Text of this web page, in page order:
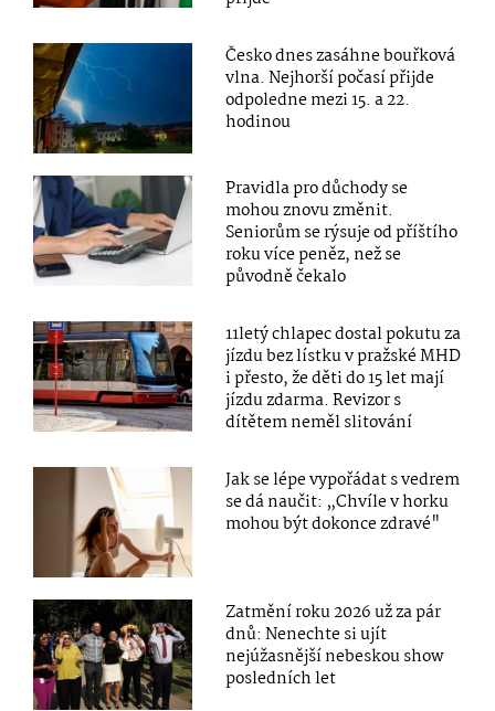
Česko dnes zasáhne bouřková
vlna. Nejhorší počasí přijde
odpoledne mezi 15. a 22.
hodinou
Pravidla pro důchody se
mohou znovu změnit.
Seniorům se rýsuje od příštího
roku více peněz, než se
původně čekalo
11letý chlapec dostal pokutu za
jízdu bez lístku v pražské MHD
i přesto, že děti do 15 let mají
jízdu zdarma. Revizor s
dítětem neměl slitování
Jak se lépe vypořádat s vedrem
se dá naučit: „Chvíle v horku
mohou být dokonce zdravé"
Zatmění roku 2026 už za pár
dnů: Nenechte si ujít
nejúžasnější nebeskou show
posledních let